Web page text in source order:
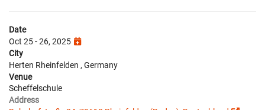
Date
Oct 25 - 26, 2025
City
Herten Rheinfelden , Germany
Venue
Scheffelschule
Address